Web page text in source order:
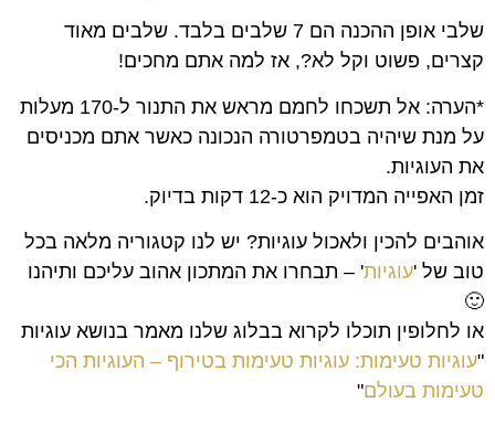
שלבי אופן ההכנה הם 7 שלבים בלבד. שלבים מאוד
קצרים, פשוט וקל לא?, אז למה אתם מחכים!
*הערה: אל תשכחו לחמם מראש את התנור ל-170 מעלות
על מנת שיהיה בטמפרטורה הנכונה כאשר אתם מכניסים
את העוגיות.
זמן האפייה המדויק הוא כ-12 דקות בדיוק.
אוהבים להכין ולאכול עוגיות? יש לנו קטגוריה מלאה בכל
טוב של 'עוגיות' – תבחרו את המתכון אהוב עליכם ותיהנו
🙂
או לחלופין תוכלו לקרוא בבלוג שלנו מאמר בנושא עוגיות
"עוגיות טעימות: עוגיות טעימות בטירוף – העוגיות הכי
טעימות בעולם"